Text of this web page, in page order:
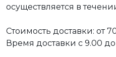
осуществляется в
Стоимость доставки: от
Время доставки с 9.00 до